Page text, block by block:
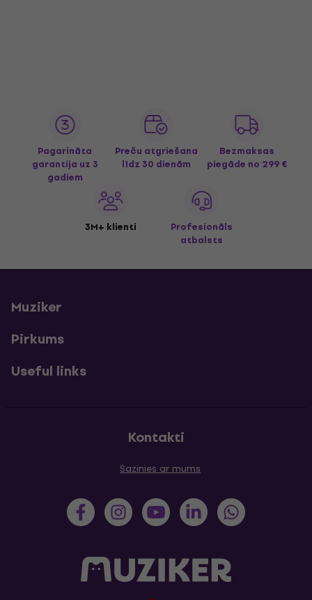
Pagarināta
garantija uz 3
gadiem
Preču atgriešana
līdz 30 dienām
Bezmaksas
piegāde no 299 €
3M+ klienti
Profesionāls
atbalsts
Muziker
Pirkums
Useful links
Kontakti
Sazinies ar mums